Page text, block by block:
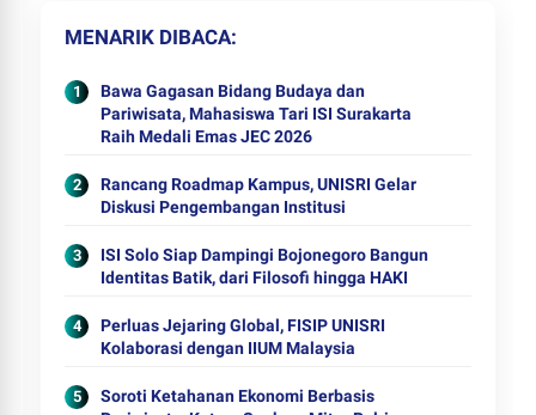
MENARIK DIBACA
Bawa Gagasan Bidang Budaya dan
Pariwisata, Mahasiswa Tari ISI Surakarta
Raih Medali Emas JEC 2026
Rancang Roadmap Kampus, UNISRI Gelar
Diskusi Pengembangan Institusi
ISI Solo Siap Dampingi Bojonegoro Bangun
Identitas Batik, dari Filosofi hingga HAKI
Perluas Jejaring Global, FISIP UNISRI
Kolaborasi dengan IIUM Malaysia
Soroti Ketahanan Ekonomi Berbasis